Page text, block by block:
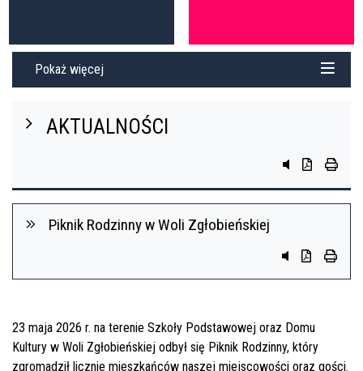
Pokaż więcej
AKTUALNOŚCI
przycisk do
przycisk
Piknik Rodzinny w Woli Zgłobieńskiej
Przycisk
Przycisk do
23 maja 2026 r. na terenie Szkoły Podstawowej oraz Domu
Kultury w Woli Zgłobieńskiej odbył się Piknik Rodzinny, który
zgromadził licznie mieszkańców naszej miejscowości oraz gości.